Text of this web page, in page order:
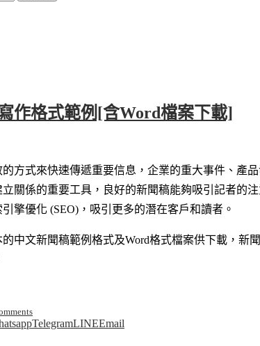
作格式範例[含Word檔案下載]
方式來快速傳遞重要信息，企業的重大事件、產
關係的重要工具，良好的新聞稿能夠吸引記者的
擎優化 (SEO)，吸引更多的潛在客戶和讀者。
中文新聞稿範例格式及Word格式檔案供下載，
TelegramLINEEmail